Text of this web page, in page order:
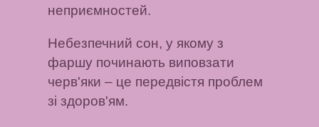
неприємностей.
Небезпечний сон, у якому з
фаршу починають виповзати
черв'яки – це передвістя проблем
зі здоров'ям.